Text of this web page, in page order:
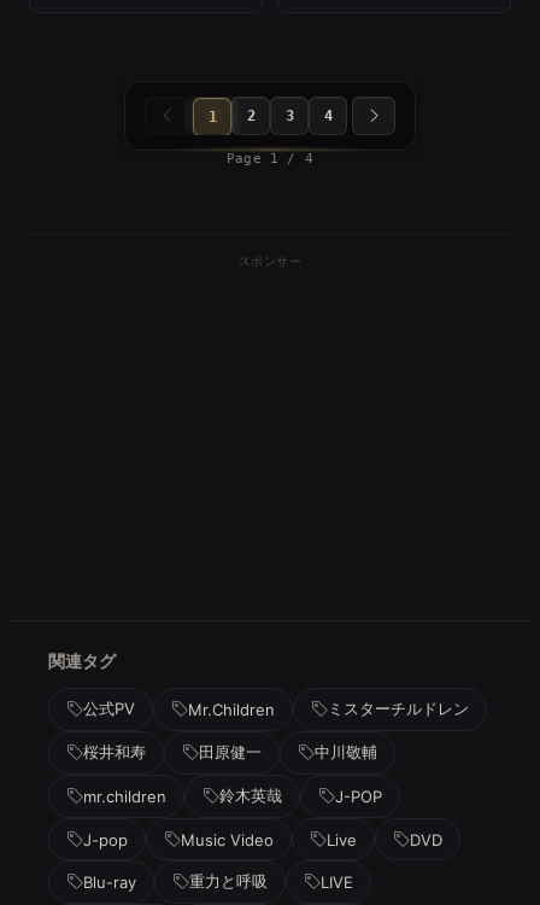
1 2 3 4
Page 1 / 4
スポンサー
関連タグ
公式PV Mr.Children ミスターチルドレン
桜井和寿 田原健一 中川敬輔
mr.children 鈴木英哉 J-POP
J-pop Music Video Live DVD
Blu-ray 重力と呼吸 LIVE